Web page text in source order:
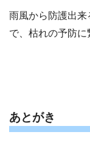
雨風から防護出
で、枯れの予防に
あとがき